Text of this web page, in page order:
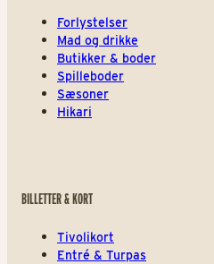
Forlystelser
Mad og drikke
Butikker & boder
Spilleboder
Sæsoner
Hikari
BILLETTER & KORT
Tivolikort
Entré & Turpas